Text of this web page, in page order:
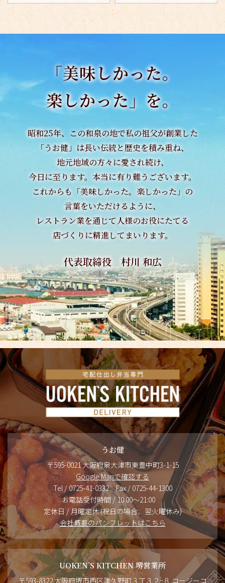
「美味しかった。
楽しかった」を。
昭和25年、この和泉の地で私の祖父が創業した
「うお健」は長い伝統と歴史を積み重ね、
地元地域の方々に愛され続け、
今日に至ります。本当に有り難うございます。
これからも「美味しかった。楽しかった」の
言葉をいただけるように、
レストラン業を通じて人様のお役にたてる
店づくりに精進してまいります。
代表取締役 村川 和広
うお健
〒595-0021 大阪府泉大津市東豊中町3-1-15
Google Mapで確認する
Tel / 0725-41-0332 Fax / 0725-44-1300
お電話受付時間 / 10:00～21:00
定休日 / 月曜定休 (祝日の場合、翌火曜休み)
会社概要のパンフレットはこちら
UOKEN’S KITCHEN 堺営業所
〒593-8322 大阪府堺市西区津久野町３丁３２−８ コージーコ